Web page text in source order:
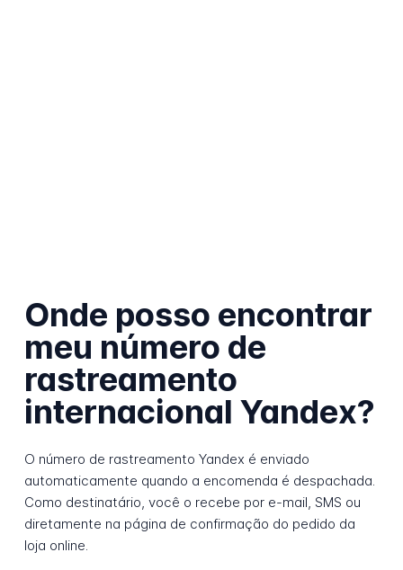
Onde posso encontrar
meu número de
rastreamento
internacional Yandex?
O número de rastreamento Yandex é enviado
automaticamente quando a encomenda é despachada.
Como destinatário, você o recebe por e-mail, SMS ou
diretamente na página de confirmação do pedido da
loja online.